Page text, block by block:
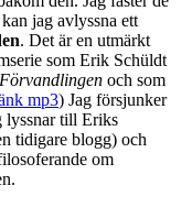
jag avlyssna ett
. Det är en utmärkt
som Erik Schüldt
Förvandlingen och som
mp3) Jag försjunker
lyssnar till Eriks
tidigare blogg) och
om